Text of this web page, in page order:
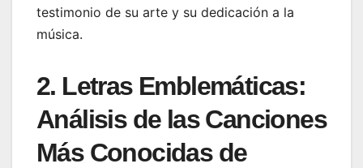
testimonio de su arte y su dedicación a la
música.
2. Letras Emblemáticas:
Análisis de las Canciones
Más Conocidas de